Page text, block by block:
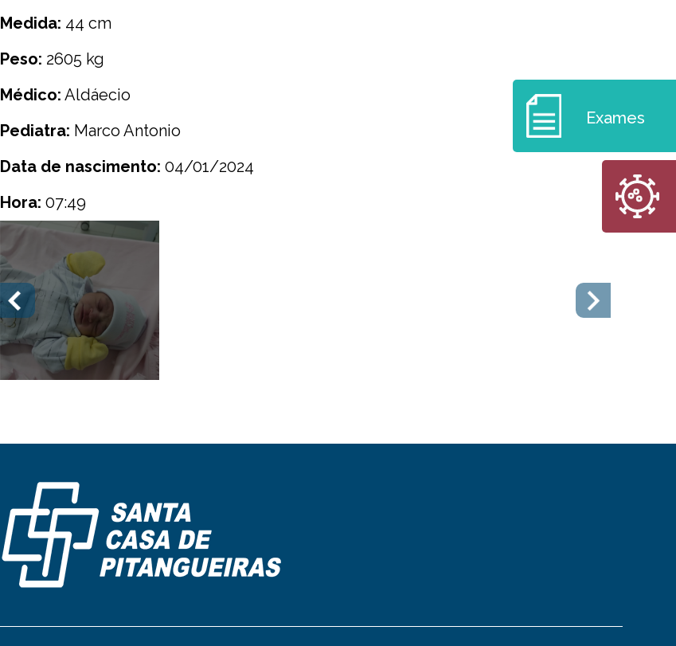
Medida: 44 cm
Peso: 2605 kg
Médico: Aldáecio
Pediatra: Marco Antonio
Data de nascimento: 04/01/2024
Hora: 07:49
Exames